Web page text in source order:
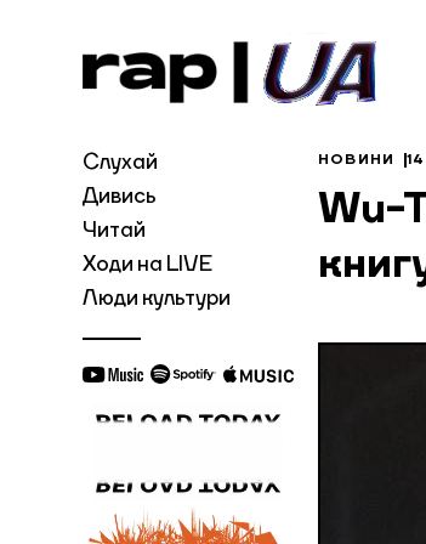
Слухай
Дивись
Читай
Ходи на LIVE
Люди культури
НОВИНИ
Wu-